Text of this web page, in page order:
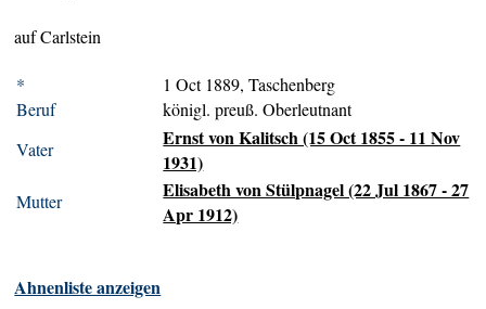
auf Carlstein
*
1 Oct 1889, Taschenberg
Beruf
königl. preuß. Oberleutnant
Vater
Ernst von Kalitsch (15 Oct 1855 - 11 Nov
1931)
Mutter
Elisabeth von Stülpnagel (22 Jul 1867 - 27
Apr 1912)
Ahnenliste anzeigen